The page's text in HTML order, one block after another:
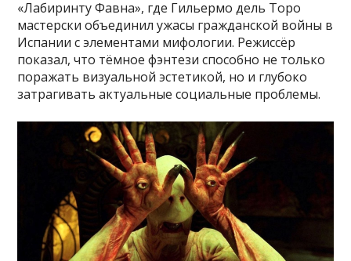
«Лабиринту Фавна», где Гильермо дель Торо
мастерски объединил ужасы гражданской войны в
Испании с элементами мифологии. Режиссёр
показал, что тёмное фэнтези способно не только
поражать визуальной эстетикой, но и глубоко
затрагивать актуальные социальные проблемы.